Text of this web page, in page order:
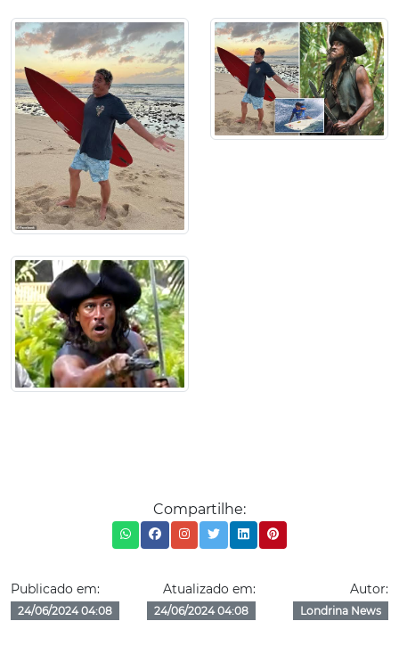
Compartilhe:
Publicado em:
24/06/2024 04:08
Atualizado em:
24/06/2024 04:08
Autor:
Londrina News